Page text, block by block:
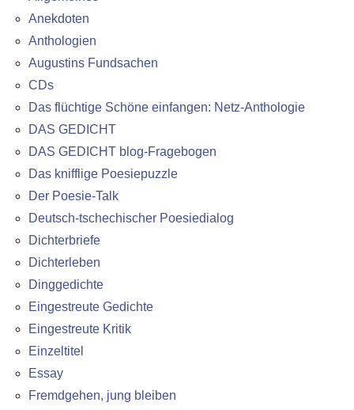
Anekdoten
Anthologien
Augustins Fundsachen
CDs
Das flüchtige Schöne einfangen: Netz-Anthologie
DAS GEDICHT
DAS GEDICHT blog-Fragebogen
Das knifflige Poesiepuzzle
Der Poesie-Talk
Deutsch-tschechischer Poesiedialog
Dichterbriefe
Dichterleben
Dinggedichte
Eingestreute Gedichte
Eingestreute Kritik
Einzeltitel
Essay
Fremdgehen, jung bleiben